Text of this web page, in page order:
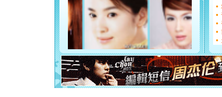
[圣诞节]
如意,快
[元旦]
看
断电。
你是我
[元旦]如
起；二是
离。水晶
[元旦]当
泣，这痛